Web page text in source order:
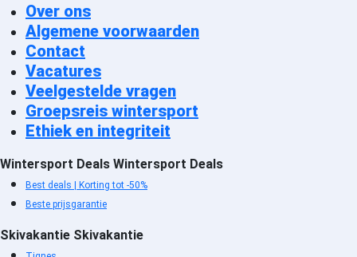
La Tania accommodatie
Les Menuires Bruyères
accommodatie
Les Menuires Croisette
accommodatie
Les Menuires Fontanettes
accommodatie
Les Menuires Brelin
Over ons
Algemene voorwaarden
Contact
Vacatures
Veelgestelde vragen
Groepsreis wintersport
Ethiek en integriteit
Wintersport Deals Wintersport Deals
Best deals | Korting tot -50%
Beste prijsgarantie
Skivakantie Skivakantie